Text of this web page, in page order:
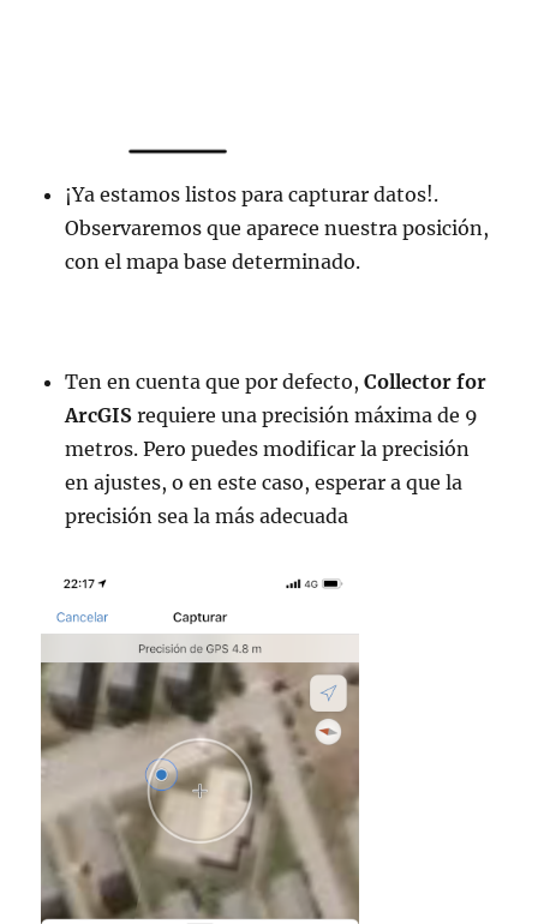
¡Ya estamos listos para capturar datos!.
Observaremos que aparece nuestra posición,
con el mapa base determinado.
Ten en cuenta que por defecto,Collector for
ArcGIS requiere una precisión máxima de 9
metros. Pero puedes modificar la precisión
en ajustes, o en este caso, esperar a que la
precisión sea la más adecuada